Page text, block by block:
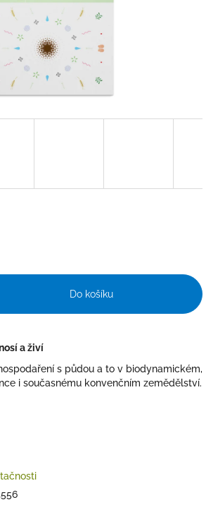
Do košíku
a živí
s půdou a to v biodynamickém,
i současnému konvenčním zemědělství.